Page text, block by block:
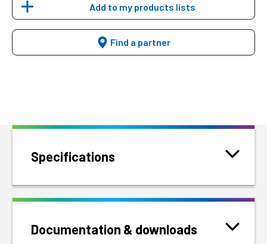
Add to my products lists
Find a partner
Specifications
Documentation & downloads